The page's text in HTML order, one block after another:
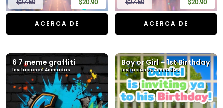
$20.90
$27.50
ACERCA DE
$20.90
$27.50
ACERCA DE
6 7 meme graffiti
Invitaciones Animadas
Boy or Girl – 1st Birthday
Invitaciones Animadas